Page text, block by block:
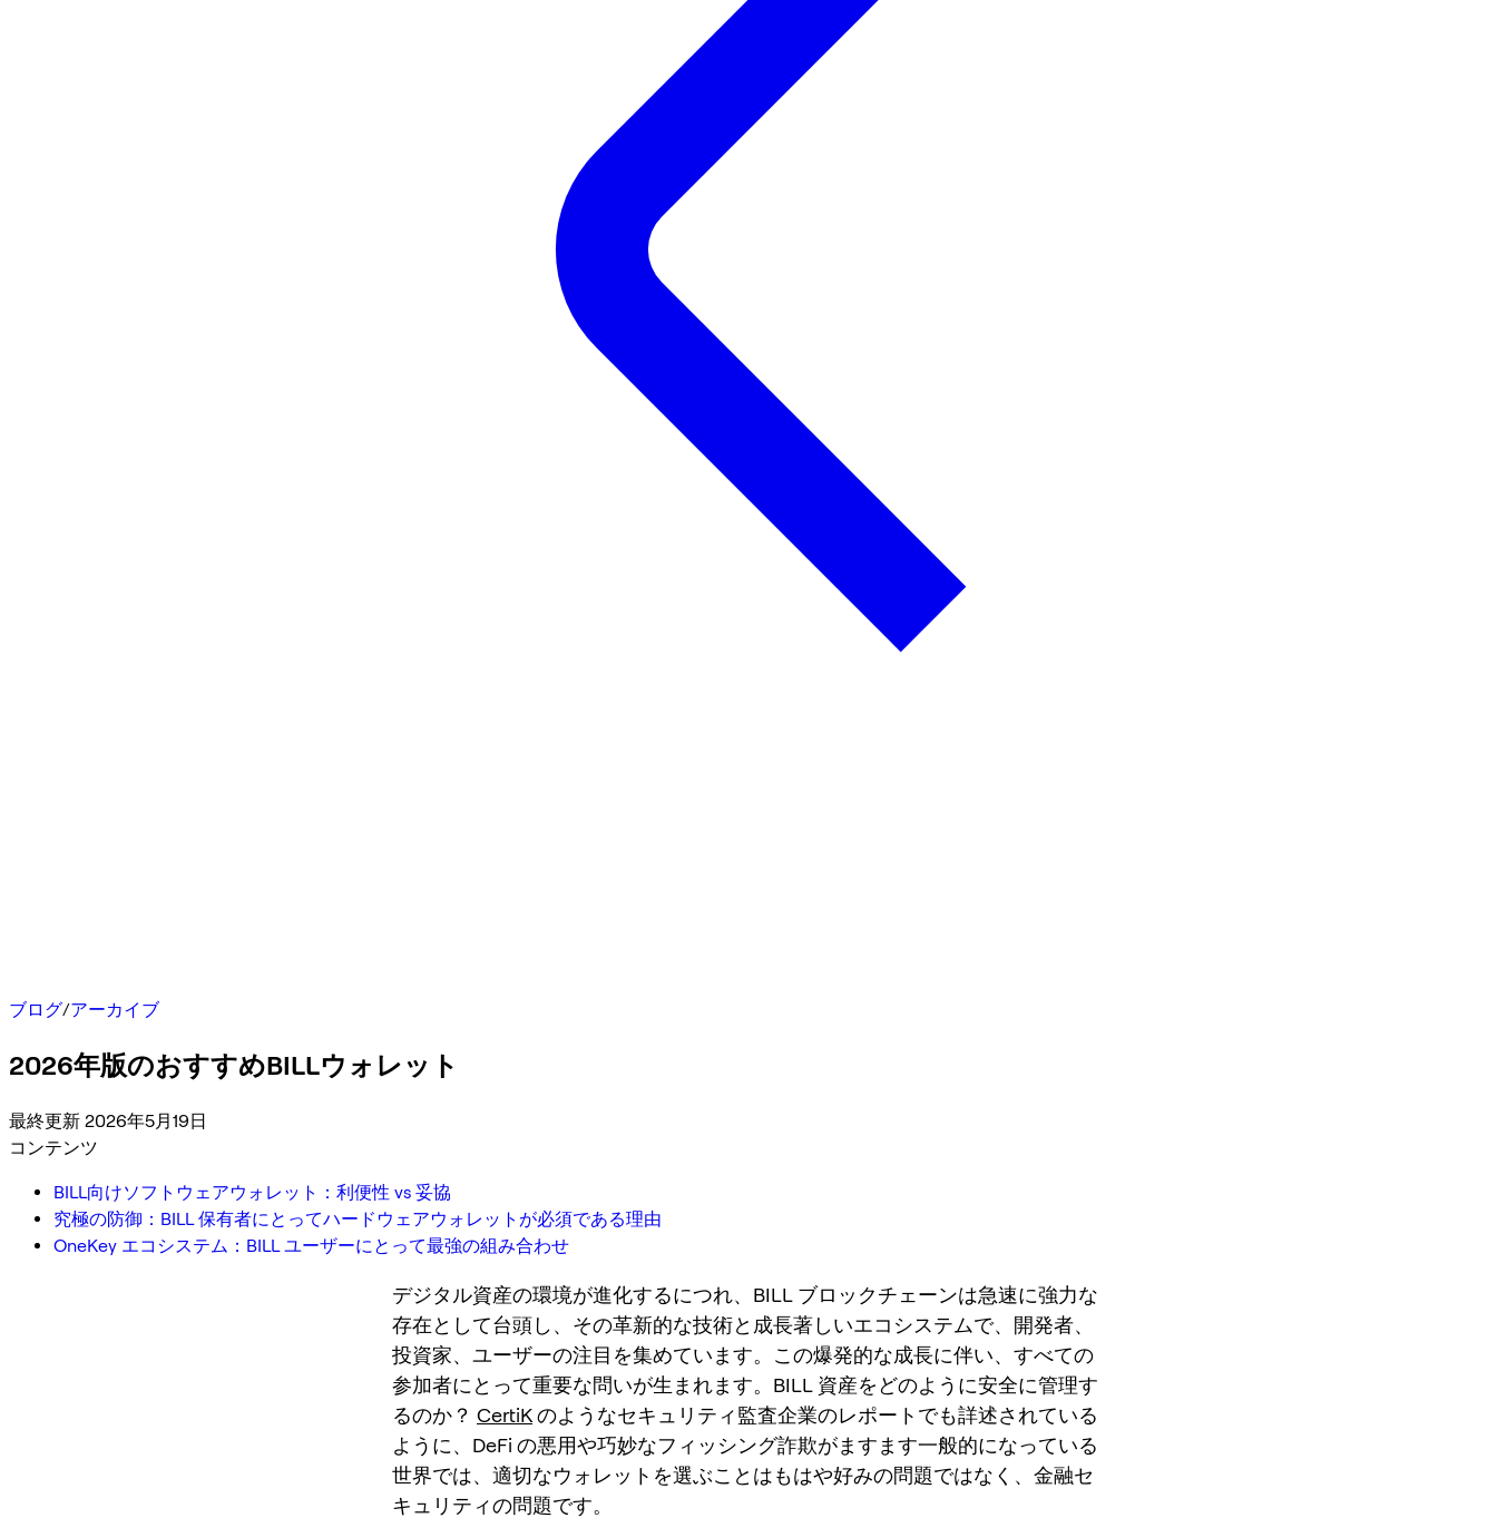
ブログ/アーカイブ
2026年版のおすすめBILLウォレット
最終更新 2026年5月19日
コンテンツ
BILL向けソフトウェアウォレット：利便性 vs 妥協
究極の防御：BILL 保有者にとってハードウェアウォレットが必須である理由
OneKey エコシステム：BILL ユーザーにとって最強の組み合わせ
デジタル資産の環境が進化するにつれ、BILL ブロックチェーンは急速に強力な
存在として台頭し、その革新的な技術と成長著しいエコシステムで、開発者、
投資家、ユーザーの注目を集めています。この爆発的な成長に伴い、すべての
参加者にとって重要な問いが生まれます。BILL 資産をどのように安全に管理す
るのか？ CertiKのようなセキュリティ監査企業のレポートでも詳述されている
ように、DeFi の悪用や巧妙なフィッシング詐欺がますます一般的になっている
世界では、適切なウォレットを選ぶことはもはや好みの問題ではなく、金融セ
キュリティの問題です。